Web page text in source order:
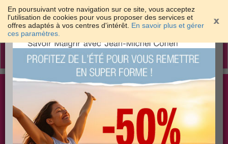
En poursuivant votre navigation sur ce site, vous acceptez
l'utilisation de cookies pour vous proposer des services et
offres adaptés à vos centres d'intérêt. En savoir plus et gérer
ces paramètres.
Toggle
Les meilleures solutions pour maigrir et être bien
dans sa peau
×